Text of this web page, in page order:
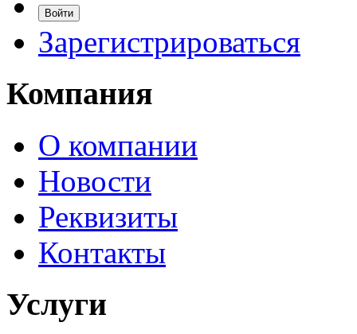
Зарегистрироваться
Компания
О компании
Новости
Реквизиты
Контакты
Услуги